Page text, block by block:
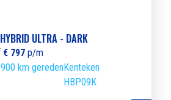
ULTRA - DARK
€ 797 p/m
km geredenKenteken
HBP09K